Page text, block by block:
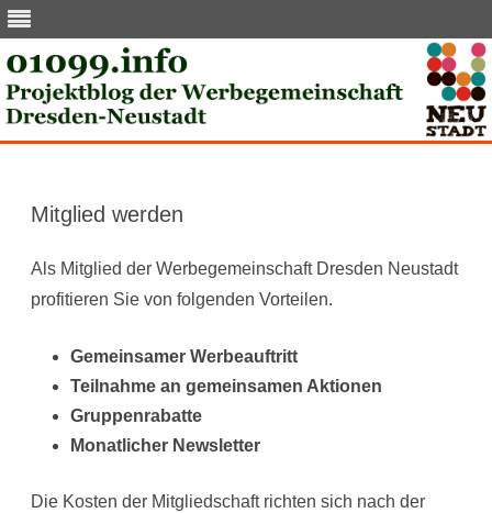
Mitglied werden
Als Mitglied der Werbegemeinschaft Dresden Neustadt
profitieren Sie von folgenden Vorteilen.
Gemeinsamer Werbeauftritt
Teilnahme an gemeinsamen Aktionen
Gruppenrabatte
Monatlicher Newsletter
Die Kosten der Mitgliedschaft richten sich nach der